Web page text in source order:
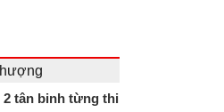
2 tân binh từng thi